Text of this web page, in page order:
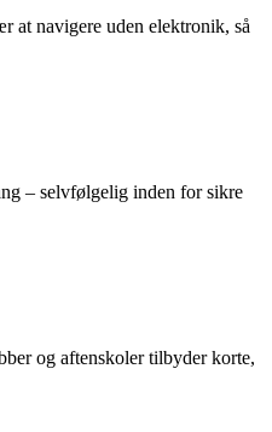
at navigere uden elektronik, så
– selvfølgelig inden for sikre
og aftenskoler tilbyder korte,